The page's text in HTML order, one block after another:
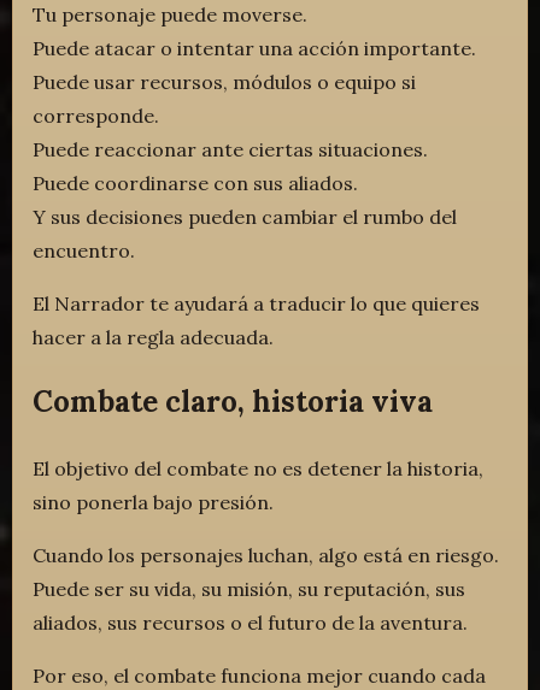
Tu personaje puede moverse.
Puede atacar o intentar una acción importante.
Puede usar recursos, módulos o equipo si
corresponde.
Puede reaccionar ante ciertas situaciones.
Puede coordinarse con sus aliados.
Y sus decisiones pueden cambiar el rumbo del
encuentro.
El Narrador te ayudará a traducir lo que quieres
hacer a la regla adecuada.
Combate claro, historia viva
El objetivo del combate no es detener la historia,
sino ponerla bajo presión.
Cuando los personajes luchan, algo está en riesgo.
Puede ser su vida, su misión, su reputación, sus
aliados, sus recursos o el futuro de la aventura.
Por eso, el combate funciona mejor cuando cada